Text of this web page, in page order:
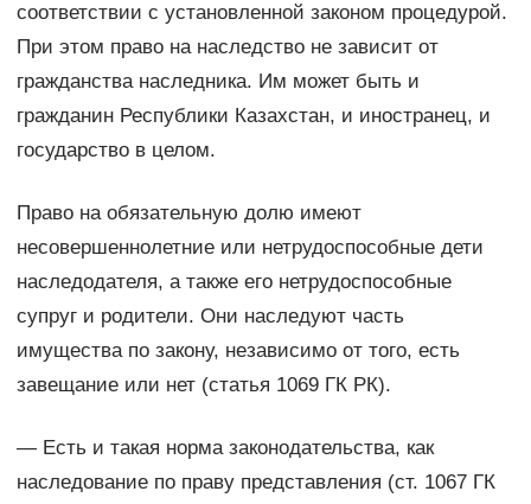
соответствии с установленной законом процедурой.
При этом право на наследство не зависит от
гражданства наследника. Им может быть и
гражданин Республики Казахстан, и иностранец, и
государство в целом.
Право на обязательную долю имеют
несовершеннолетние или нетрудоспособные дети
наследодателя, а также его нетрудоспособные
супруг и родители. Они наследуют часть
имущества по закону, независимо от того, есть
завещание или нет (статья 1069 ГК РК).
— Есть и такая норма законодательства, как
наследование по праву представления (ст. 1067 ГК